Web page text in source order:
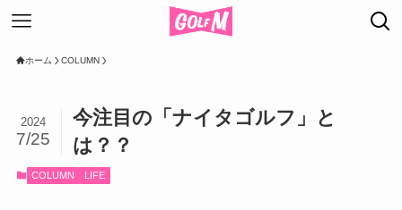
ホーム COLUMN
今注目の「ナイタゴルフ」と
は？？
2024
7/25
COLUMN LIFE